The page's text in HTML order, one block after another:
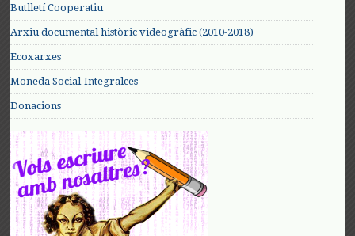
Butlletí Cooperatiu
Arxiu documental històric videogràfic (2010-2018)
Ecoxarxes
Moneda Social-Integralces
Donacions